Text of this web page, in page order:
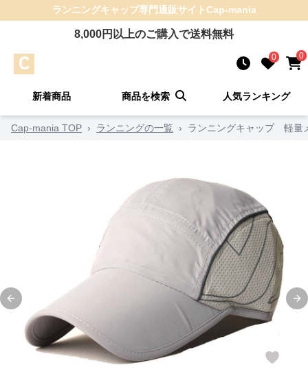
ランニングキャップ専門通販サイトCap-mania
8,000円以上のご購入で送料無料
0 0
新着商品 商品を検索 人気ランキング
Cap-mania TOP › ランニングの一覧 › ランニングキャップ 軽量
Previous slide